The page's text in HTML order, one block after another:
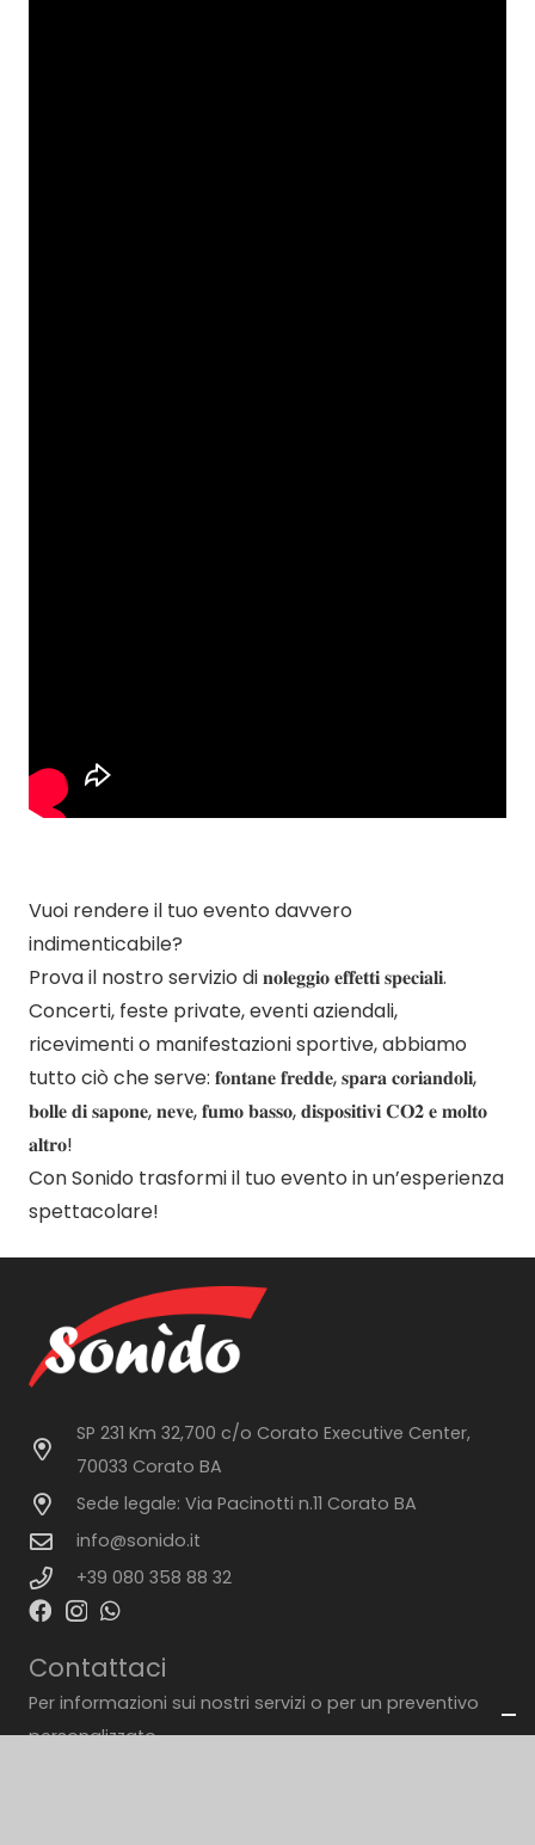
Vuoi rendere il tuo evento davvero
indimenticabile?
Prova il nostro servizio di 𝐧𝐨𝐥𝐞𝐠𝐠𝐢𝐨 𝐞𝐟𝐟𝐞𝐭𝐭𝐢 𝐬𝐩𝐞𝐜𝐢𝐚𝐥𝐢.
Concerti, feste private, eventi aziendali,
ricevimenti o manifestazioni sportive, abbiamo
tutto ciò che serve: 𝐟𝐨𝐧𝐭𝐚𝐧𝐞 𝐟𝐫𝐞𝐝𝐝𝐞, 𝐬𝐩𝐚𝐫𝐚 𝐜𝐨𝐫𝐢𝐚𝐧𝐝𝐨𝐥𝐢,
𝐛𝐨𝐥𝐥𝐞 𝐝𝐢 𝐬𝐚𝐩𝐨𝐧𝐞, 𝐧𝐞𝐯𝐞, 𝐟𝐮𝐦𝐨 𝐛𝐚𝐬𝐬𝐨, 𝐝𝐢𝐬𝐩𝐨𝐬𝐢𝐭𝐢𝐯𝐢 𝐂𝐎𝟐 𝐞 𝐦𝐨𝐥𝐭𝐨
𝐚𝐥𝐭𝐫𝐨!
Con Sonido trasformi il tuo evento in un’esperienza
spettacolare!
SP 231 Km 32,700 c/o Corato Executive Center,
70033 Corato BA
Sede legale: Via Pacinotti n.11 Corato BA
info@sonido.it
+39 080 358 88 32
Contattaci
Per informazioni sui nostri servizi o per un preventivo
personalizzato.